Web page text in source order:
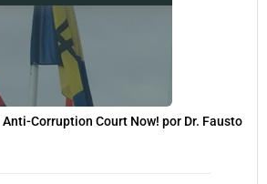
Corruption Court Now! por Dr. Fausto